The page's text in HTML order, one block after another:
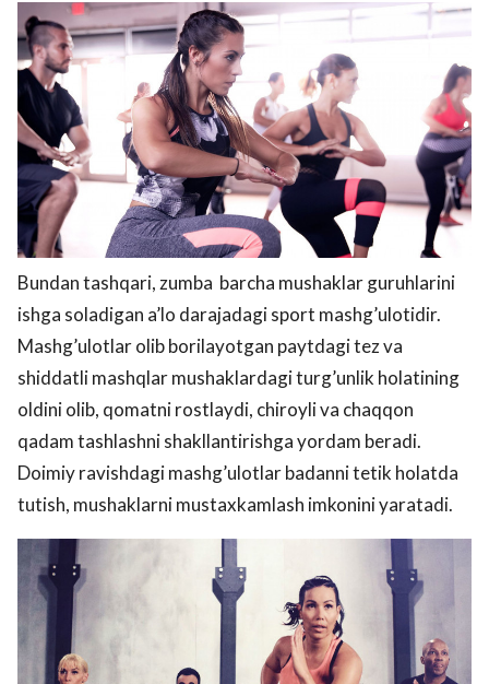
Bundan tashqari, zumba barcha mushaklar guruhlarini
ishga soladigan a’lo darajadagi sport mashg’ulotidir.
Mashg’ulotlar olib borilayotgan paytdagi tez va
shiddatli mashqlar mushaklardagi turg’unlik holatining
oldini olib, qomatni rostlaydi, chiroyli va chaqqon
qadam tashlashni shakllantirishga yordam beradi.
Doimiy ravishdagi mashg’ulotlar badanni tetik holatda
tutish, mushaklarni mustaxkamlash imkonini yaratadi.